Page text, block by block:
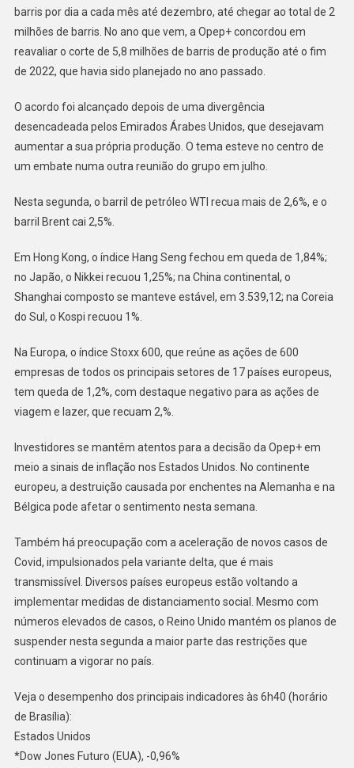
barris por dia a cada mês até dezembro, até chegar ao total de 2
milhões de barris. No ano que vem, a Opep+ concordou em
reavaliar o corte de 5,8 milhões de barris de produção até o fim
de 2022, que havia sido planejado no ano passado.
O acordo foi alcançado depois de uma divergência
desencadeada pelos Emirados Árabes Unidos, que desejavam
aumentar a sua própria produção. O tema esteve no centro de
um embate numa outra reunião do grupo em julho.
Nesta segunda, o barril de petróleo WTI recua mais de 2,6%, e o
barril Brent cai 2,5%.
Em Hong Kong, o índice Hang Seng fechou em queda de 1,84%;
no Japão, o Nikkei recuou 1,25%; na China continental, o
Shanghai composto se manteve estável, em 3.539,12; na Coreia
do Sul, o Kospi recuou 1%.
Na Europa, o índice Stoxx 600, que reúne as ações de 600
empresas de todos os principais setores de 17 países europeus,
tem queda de 1,2%, com destaque negativo para as ações de
viagem e lazer, que recuam 2,%.
Investidores se mantêm atentos para a decisão da Opep+ em
meio a sinais de inflação nos Estados Unidos. No continente
europeu, a destruição causada por enchentes na Alemanha e na
Bélgica pode afetar o sentimento nesta semana.
Também há preocupação com a aceleração de novos casos de
Covid, impulsionados pela variante delta, que é mais
transmissível. Diversos países europeus estão voltando a
implementar medidas de distanciamento social. Mesmo com
números elevados de casos, o Reino Unido mantém os planos de
suspender nesta segunda a maior parte das restrições que
continuam a vigorar no país.
Veja o desempenho dos principais indicadores às 6h40 (horário
de Brasília):
Estados Unidos
*Dow Jones Futuro (EUA), -0,96%